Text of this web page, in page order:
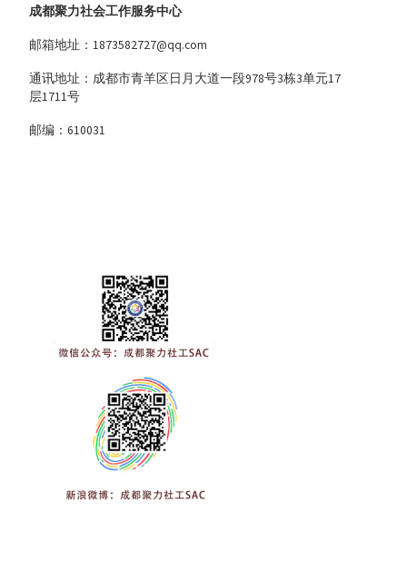
成都聚力社会工作服务中心
邮箱地址：1873582727@qq.com
通讯地址：成都市青羊区日月大道一段978号3栋3单元17
层1711号
邮编：610031